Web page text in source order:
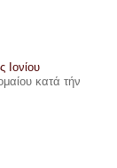
Ιονίου
κατά τήν